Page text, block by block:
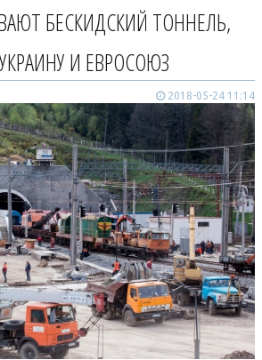
БЕСКИДСКИЙ ТОННЕЛЬ,
И ЕВРОСОЮЗ
2018-05-24 11:14